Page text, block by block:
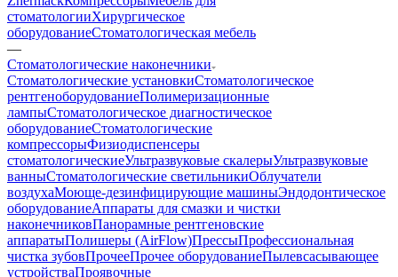
стоматологииХирургическое
оборудованиеСтоматологическая мебель
—
Стоматологические наконечники
Стоматологические установкиСтоматологическое
рентгеноборудованиеПолимеризационные
лампыСтоматологическое диагностическое
оборудованиеСтоматологические
компрессорыФизиодиспенсеры
стоматологическиеУльтразвуковые скалерыУльтразвуковые
ванныСтоматологические светильникиОблучатели
воздухаМоюще-дезинфицирующие машиныЭндодонтическое
оборудованиеАппараты для смазки и чистки
наконечниковПанорамные рентгеновские
аппаратыПолишеры (AirFlow)ПрессыПрофессиональная
чистка зубовПрочееПрочее оборудованиеПылевсасывающее
устройстваПроявочные